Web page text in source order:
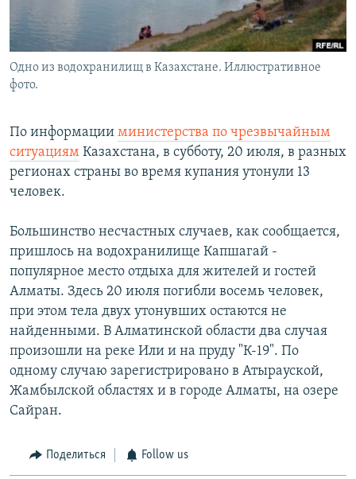
Одно из водохранилищ в Казахстане. Иллюстративное
фото.
По информации министерства по чрезвычайным
ситуациям Казахстана, в субботу, 20 июля, в разных
регионах страны во время купания утонули 13
человек.
Большинство несчастных случаев, как сообщается,
пришлось на водохранилище Капшагай -
популярное место отдыха для жителей и гостей
Алматы. Здесь 20 июля погибли восемь человек,
при этом тела двух утонувших остаются не
найденными. В Алматинской области два случая
произошли на реке Или и на пруду "К-19". По
одному случаю зарегистрировано в Атырауской,
Жамбылской областях и в городе Алматы, на озере
Сайран.
Поделиться Follow us